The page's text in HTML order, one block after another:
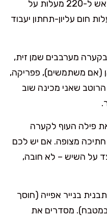
מחממים מראש ל-220 מעלות על
אם אין טורבו, 230 מעלות חום עליון-תחתון יעבוד
בקערה מערבבים שמן זית,
(אם משתמשים), פפריקה,
שאני מכינה שוב
פילה העוף לקערה
מצופה. אם יש לכם
על השיש – לא חובה,
בנייר אפייה (חוסך
במטבח). מסדרים את